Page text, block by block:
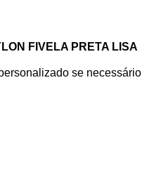
FIVELA PRETA LISA
se necessário